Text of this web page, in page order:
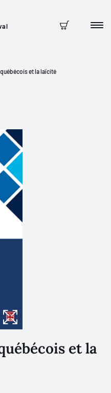
Panier
et la laïcité
le lien
et la